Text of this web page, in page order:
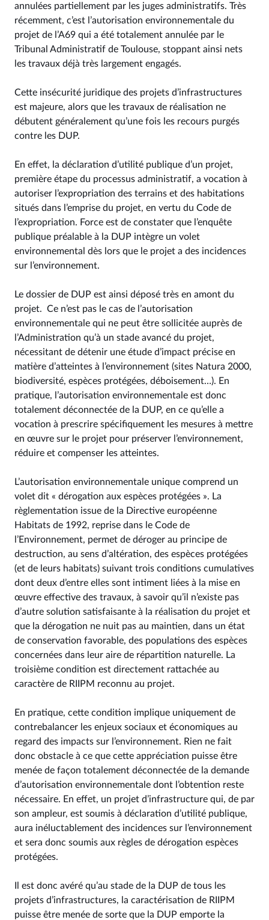
annulées partiellement par les juges administratifs. Très
récemment, c’est l’autorisation environnementale du
projet de l’A69 qui a été totalement annulée par le
Tribunal Administratif de Toulouse, stoppant ainsi nets
les travaux déjà très largement engagés.
Cette insécurité juridique des projets d’infrastructures
est majeure, alors que les travaux de réalisation ne
débutent généralement qu’une fois les recours purgés
contre les DUP.
En effet, la déclaration d’utilité publique d’un projet,
première étape du processus administratif, a vocation à
autoriser l’expropriation des terrains et des habitations
situés dans l’emprise du projet, en vertu du Code de
l’expropriation. Force est de constater que l’enquête
publique préalable à la DUP intègre un volet
environnemental dès lors que le projet a des incidences
sur l’environnement.
Le dossier de DUP est ainsi déposé très en amont du
projet. Ce n’est pas le cas de l’autorisation
environnementale qui ne peut être sollicitée auprès de
l’Administration qu’à un stade avancé du projet,
nécessitant de détenir une étude d’impact précise en
matière d’atteintes à l’environnement (sites Natura 2000,
biodiversité, espèces protégées, déboisement…). En
pratique, l’autorisation environnementale est donc
totalement déconnectée de la DUP, en ce qu’elle a
vocation à prescrire spécifiquement les mesures à mettre
en œuvre sur le projet pour préserver l’environnement,
réduire et compenser les atteintes.
L’autorisation environnementale unique comprend un
volet dit « dérogation aux espèces protégées ». La
règlementation issue de la Directive européenne
Habitats de 1992, reprise dans le Code de
l’Environnement, permet de déroger au principe de
destruction, au sens d’altération, des espèces protégées
(et de leurs habitats) suivant trois conditions cumulatives
dont deux d’entre elles sont intiment liées à la mise en
œuvre effective des travaux, à savoir qu’il n’existe pas
d’autre solution satisfaisante à la réalisation du projet et
que la dérogation ne nuit pas au maintien, dans un état
de conservation favorable, des populations des espèces
concernées dans leur aire de répartition naturelle. La
troisième condition est directement rattachée au
caractère de RIIPM reconnu au projet.
En pratique, cette condition implique uniquement de
contrebalancer les enjeux sociaux et économiques au
regard des impacts sur l’environnement. Rien ne fait
donc obstacle à ce que cette appréciation puisse être
menée de façon totalement déconnectée de la demande
d’autorisation environnementale dont l’obtention reste
nécessaire. En effet, un projet d’infrastructure qui, de par
son ampleur, est soumis à déclaration d’utilité publique,
aura inéluctablement des incidences sur l’environnement
et sera donc soumis aux règles de dérogation espèces
protégées.
Il est donc avéré qu’au stade de la DUP de tous les
projets d’infrastructures, la caractérisation de RIIPM
puisse être menée de sorte que la DUP emporte la